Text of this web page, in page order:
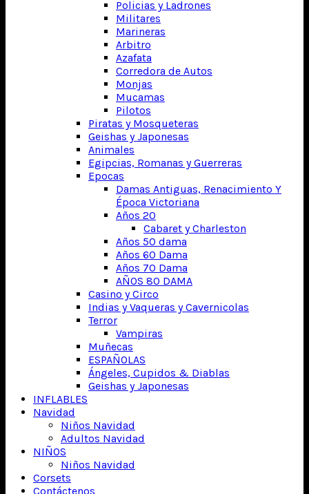
Policias y Ladrones
Militares
Marineras
Arbitro
Azafata
Corredora de Autos
Monjas
Mucamas
Pilotos
Piratas y Mosqueteras
Geishas y Japonesas
Animales
Egipcias, Romanas y Guerreras
Epocas
Damas Antiguas, Renacimiento Y
Época Victoriana
Años 20
Cabaret y Charleston
Años 50 dama
Años 60 Dama
Años 70 Dama
AÑOS 80 DAMA
Casino y Circo
Indias y Vaqueras y Cavernicolas
Terror
Vampiras
Muñecas
ESPAÑOLAS
Ángeles, Cupidos & Diablas
Geishas y Japonesas
INFLABLES
Navidad
Niños Navidad
Adultos Navidad
NIÑOS
Niños Navidad
Corsets
Contáctenos